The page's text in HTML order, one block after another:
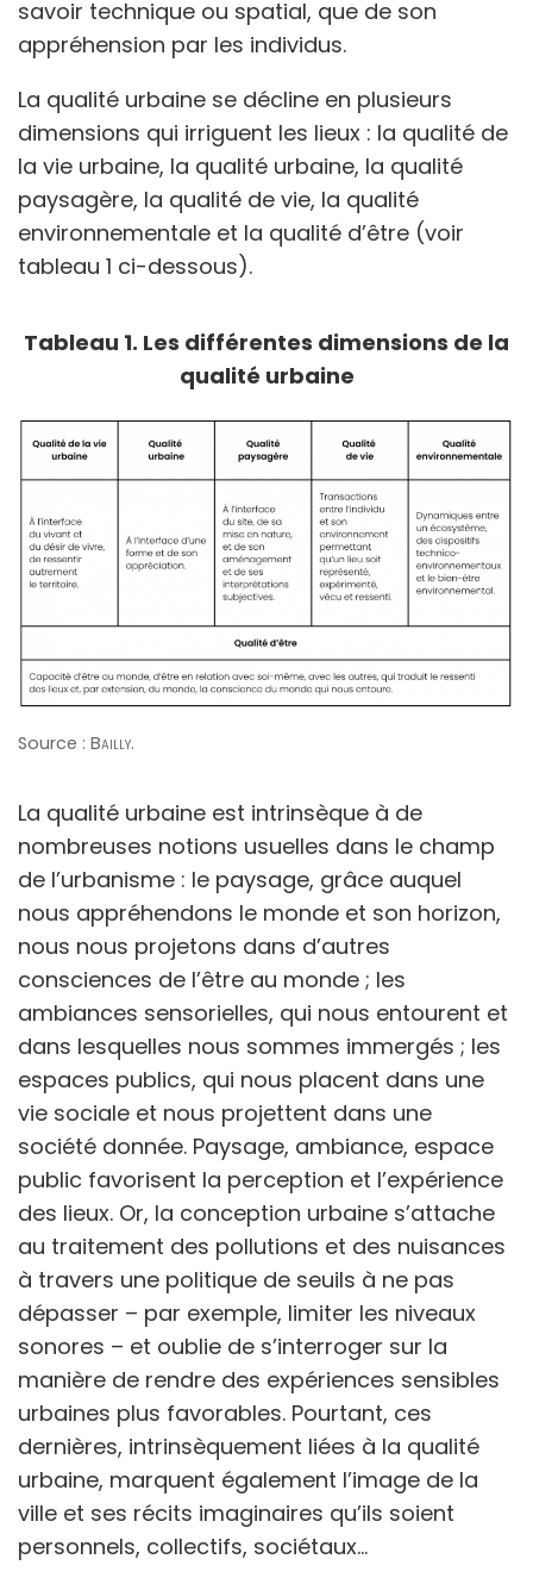
savoir technique ou spatial, que de son
appréhension par les individus.
La qualité urbaine se décline en plusieurs
dimensions qui irriguent les lieux : la qualité de
la vie urbaine, la qualité urbaine, la qualité
paysagère, la qualité de vie, la qualité
environnementale et la qualité d’être (voir
tableau 1 ci-dessous).
Tableau 1. Les différentes dimensions de la
qualité urbaine
Source : Bailly.
La qualité urbaine est intrinsèque à de
nombreuses notions usuelles dans le champ
de l’urbanisme : le paysage, grâce auquel
nous appréhendons le monde et son horizon,
nous nous projetons dans d’autres
consciences de l’être au monde ; les
ambiances sensorielles, qui nous entourent et
dans lesquelles nous sommes immergés ; les
espaces publics, qui nous placent dans une
vie sociale et nous projettent dans une
société donnée. Paysage, ambiance, espace
public favorisent la perception et l’expérience
des lieux. Or, la conception urbaine s’attache
au traitement des pollutions et des nuisances
à travers une politique de seuils à ne pas
dépasser – par exemple, limiter les niveaux
sonores – et oublie de s’interroger sur la
manière de rendre des expériences sensibles
urbaines plus favorables. Pourtant, ces
dernières, intrinsèquement liées à la qualité
urbaine, marquent également l’image de la
ville et ses récits imaginaires qu’ils soient
personnels, collectifs, sociétaux…